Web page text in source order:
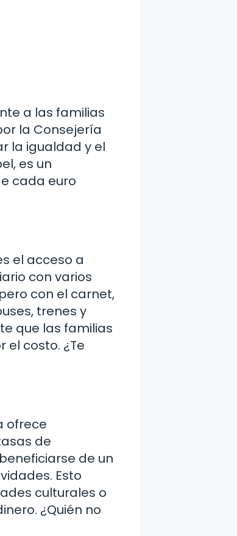
a las familias
la Consejería
la igualdad y el
es un
cada euro
el acceso a
con varios
con el carnet,
trenes y
que las familias
costo. ¿Te
ofrece
de
de un
Esto
culturales o
¿Quién no